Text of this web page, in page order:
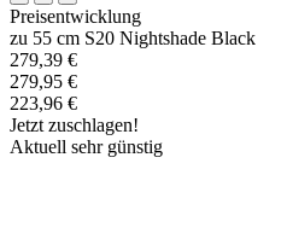
Preisentwicklung
zu 55 cm S20 Nightshade Black
279,39 €
279,95 €
223,96 €
Jetzt zuschlagen!
Aktuell sehr günstig